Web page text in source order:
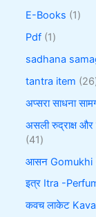
E-Books 1
Pdf 1
sadhana
tantra item 26
अप्सरा साधना
असली रुद्राक्ष
41
आसन Gomukhi
इत्र Itra -
कवच लाकेट